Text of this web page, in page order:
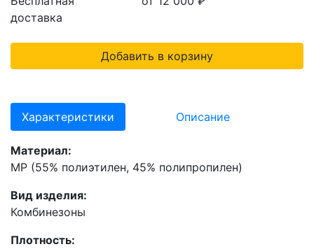
доставка
Добавить в корзину
Характеристики Описание
Материал:
MP (55% полиэтилен, 45% полипропилен)
Вид изделия:
Комбинезоны
Плотность: